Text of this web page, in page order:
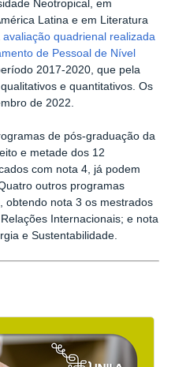
Neotropical, em
Latina e em Literatura
avaliação quadrienal realizada
de Pessoal de Nível
2017-2020, que pela
e quantitativos. Os
de 2022.
de pós-graduação da
e metade dos 12
com nota 4, já podem
outros programas
obtendo nota 3 os mestrados
Internacionais; e nota
e Sustentabilidade.